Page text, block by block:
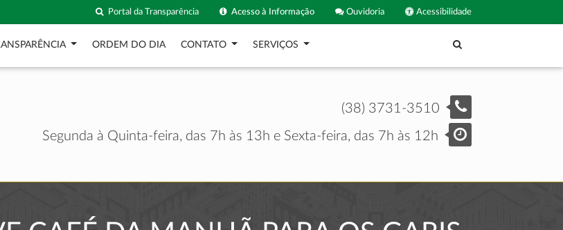
Acessibilidade
Ouvidoria
Acesso à Informação
Portal da Transparência
ORDEM DO DIA CONTATO SERVIÇOS
(38) 3731-3510
Segunda à Quinta-feira, das 7h às 13h e Sexta-feira, das 7h às 12h